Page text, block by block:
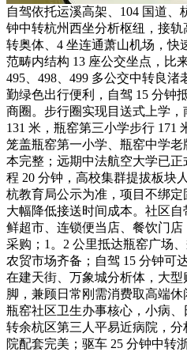
自驾依托运溪高架、104 国道、
钟中转杭州西坐分析枢纽，接
转奥体、4 坐连通萧山机场，快
范畴内结构 13 座公交坐点，比
495、498、499 多公交中转良
勤绿色出行便利，自驾 15 分钟
商圈。步行圈实现目送式上学
131 米，瓶窑第三小学步行 171
笼盖瓶窑第一小学、瓶窑中学
本完整；远期中法航空大学已
程 20 分钟，高校集群提拔板块
杭教育局公示为准，项目不绑
大幅降低接送时间成本。社区
鲜超市、连锁便当店、餐饮门
采购；1。2 公里抵达瓶窑广场
农贸市场齐备；自驾 15 分钟可
在建天街、万象城分析体，大
脚，兼顾日常刚需消费取高端
瓶窑社区卫生办事核心，小病
转余杭区第三人平易近病院，
院配套完美；驱车 25 分钟中转